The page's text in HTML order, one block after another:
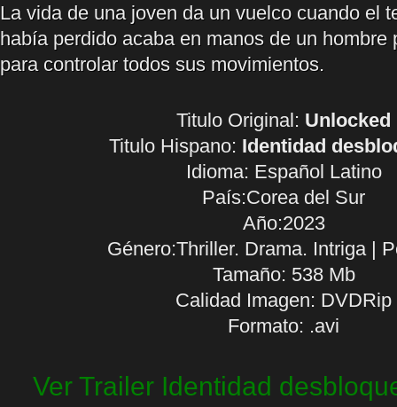
La vida de una joven da un vuelco cuando el
había perdido acaba en manos de un hombre
para controlar todos sus movimientos.
Titulo Original: Unlocked
Titulo Hispano: Identidad
Idioma: Español Latino
País:Corea del Sur
Año:2023
Género:Thriller. Drama. Intriga |
Tamaño: 538 Mb
Calidad Imagen: DVDRip
Formato: .avi
Ver Trailer Identidad